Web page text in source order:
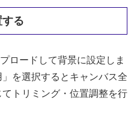
る
ロードして背景に設定しま
を選択するとキャンバス全
トリミング・位置調整を行